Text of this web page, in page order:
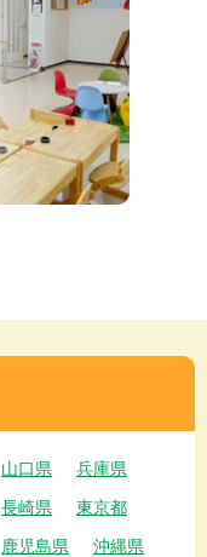
山口県
兵庫県
長崎県
東京都
鹿児島県
沖縄県